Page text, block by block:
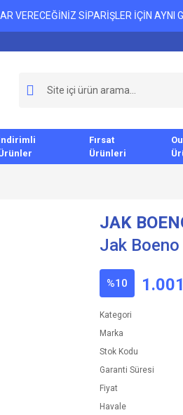
VERECEĞİNİZ SİPARİŞLER İÇİN AYNI
Fırsat
Ürünleri
JAK
Jak
%10
Kategori
Marka
Stok Kodu
Garanti Süresi
Fiyat
Havale